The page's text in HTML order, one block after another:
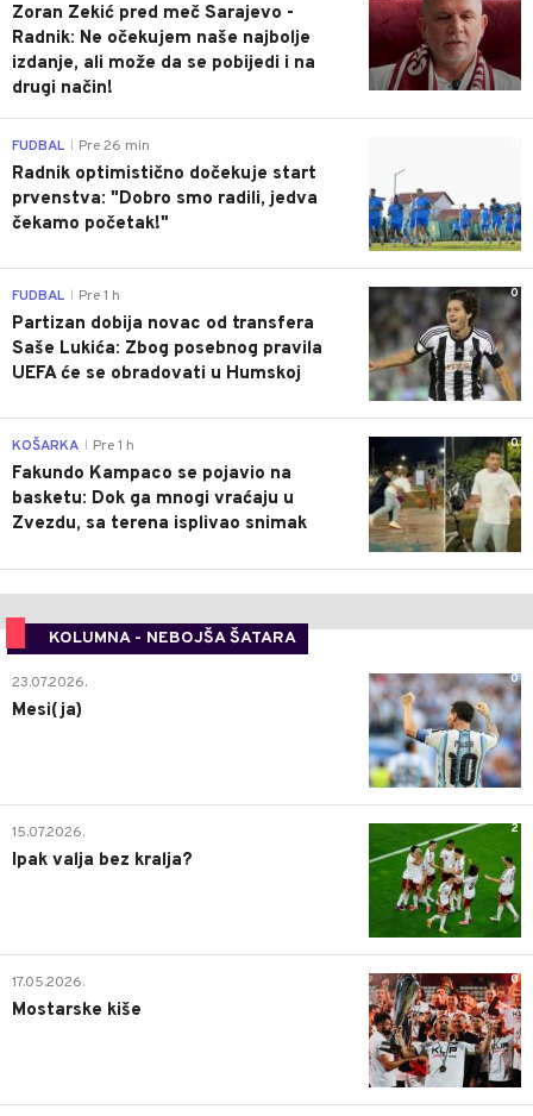
Zoran Zekić pred meč Sarajevo -
Radnik: Ne očekujem naše najbolje
izdanje, ali može da se pobijedi i na
drugi način!
FUDBAL Pre 26 min
Radnik optimistično dočekuje start
prvenstva: "Dobro smo radili, jedva
čekamo početak!"
0
FUDBAL Pre 1 h
Partizan dobija novac od transfera
Saše Lukića: Zbog posebnog pravila
UEFA će se obradovati u Humskoj
0
KOŠARKA Pre 1 h
Fakundo Kampaco se pojavio na
basketu: Dok ga mnogi vraćaju u
Zvezdu, sa terena isplivao snimak
KOLUMNA - NEBOJŠA ŠATARA
0
23.07.2026.
Mesi(ja)
2
15.07.2026.
Ipak valja bez kralja?
0
17.05.2026.
Mostarske kiše